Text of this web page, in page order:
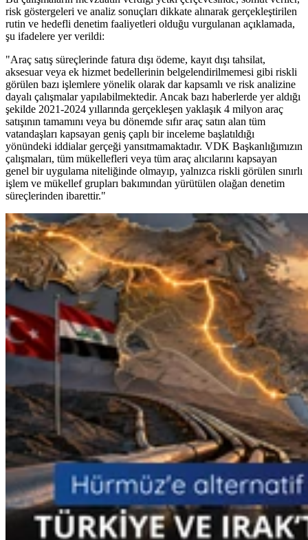
risk göstergeleri ve analiz sonuçları dikkate alınarak gerçekleştirilen
rutin ve hedefli denetim faaliyetleri olduğu vurgulanan açıklamada,
şu ifadelere yer verildi:
"Araç satış süreçlerinde fatura dışı ödeme, kayıt dışı tahsilat,
aksesuar veya ek hizmet bedellerinin belgelendirilmemesi gibi riskli
görülen bazı işlemlere yönelik olarak dar kapsamlı ve risk analizine
dayalı çalışmalar yapılabilmektedir. Ancak bazı haberlerde yer aldığı
şekilde 2021-2024 yıllarında gerçekleşen yaklaşık 4 milyon araç
satışının tamamını veya bu dönemde sıfır araç satın alan tüm
vatandaşları kapsayan geniş çaplı bir inceleme başlatıldığı
yönündeki iddialar gerçeği yansıtmamaktadır. VDK Başkanlığımızın
çalışmaları, tüm mükellefleri veya tüm araç alıcılarını kapsayan
genel bir uygulama niteliğinde olmayıp, yalnızca riskli görülen sınırlı
işlem ve mükellef grupları bakımından yürütülen olağan denetim
süreçlerinden ibarettir."